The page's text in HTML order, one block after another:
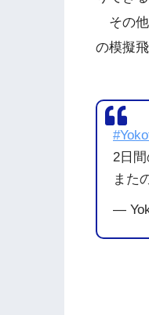
その他
の模擬
2日
また
—